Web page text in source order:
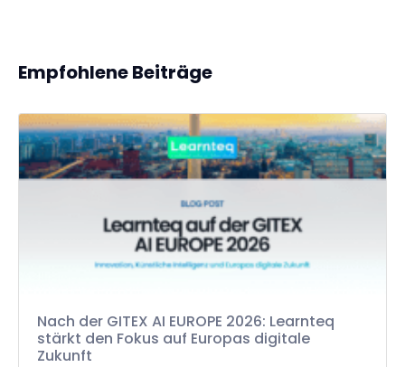
Empfohlene Beiträge
Nach der GITEX AI EUROPE 2026: Learnteq
stärkt den Fokus auf Europas digitale
Zukunft